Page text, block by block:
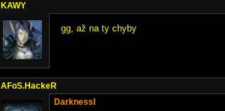
KAWY
gg, až na ty chyby
AFoS.HackeR
DarknessI